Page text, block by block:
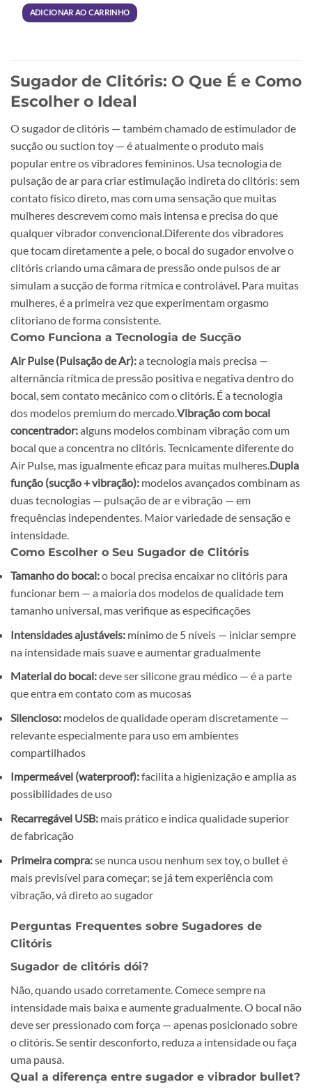
ADICIONAR AO CARRINHO
Sugador de Clitóris: O Que É e Como
Escolher o Ideal
O sugador de clitóris — também chamado de estimulador de
sucção ou suction toy — é atualmente o produto mais
popular entre os vibradores femininos. Usa tecnologia de
pulsação de ar para criar estimulação indireta do clitóris: sem
contato físico direto, mas com uma sensação que muitas
mulheres descrevem como mais intensa e precisa do que
qualquer vibrador convencional.Diferente dos vibradores
que tocam diretamente a pele, o bocal do sugador envolve o
clitóris criando uma câmara de pressão onde pulsos de ar
simulam a sucção de forma rítmica e controlável. Para muitas
mulheres, é a primeira vez que experimentam orgasmo
clitoriano de forma consistente.
Como Funciona a Tecnologia de Sucção
Air Pulse (Pulsação de Ar):a tecnologia mais precisa —
alternância rítmica de pressão positiva e negativa dentro do
bocal, sem contato mecânico com o clitóris. É a tecnologia
dos modelos premium do mercado.Vibração com bocal
concentrador:alguns modelos combinam vibração com um
bocal que a concentra no clitóris. Tecnicamente diferente do
Air Pulse, mas igualmente eficaz para muitas mulheres.Dupla
função (sucção + vibração): modelos avançados combinam as
duas tecnologias — pulsação de ar e vibração — em
frequências independentes. Maior variedade de sensação e
intensidade.
Como Escolher o Seu Sugador de Clitóris
Tamanho do bocal:o bocal precisa encaixar no clitóris para
funcionar bem — a maioria dos modelos de qualidade tem
tamanho universal, mas verifique as especificações
Intensidades ajustáveis: mínimo de 5 níveis — iniciar sempre
na intensidade mais suave e aumentar gradualmente
Material do bocal:deve ser silicone grau médico — é a parte
que entra em contato com as mucosas
Silencioso: modelos de qualidade operam discretamente —
relevante especialmente para uso em ambientes
compartilhados
Impermeável (waterproof):facilita a higienização e amplia as
possibilidades de uso
Recarregável USB: mais prático e indica qualidade superior
de fabricação
Primeira compra:se nunca usou nenhum sex toy, o bullet é
mais previsível para começar; se já tem experiência com
vibração, vá direto ao sugador
Perguntas Frequentes sobre Sugadores de
Clitóris
Sugador de clitóris dói?
Não, quando usado corretamente. Comece sempre na
intensidade mais baixa e aumente gradualmente. O bocal não
deve ser pressionado com força — apenas posicionado sobre
o clitóris. Se sentir desconforto, reduza a intensidade ou faça
uma pausa.
Qual a diferença entre sugador e vibrador bullet?